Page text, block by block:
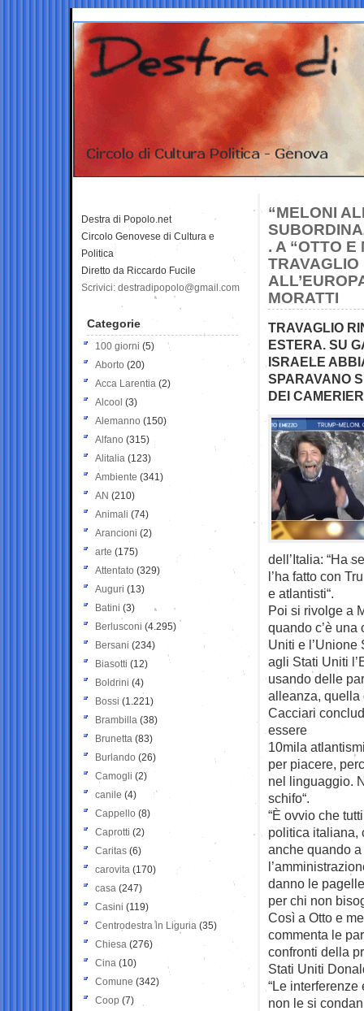
“MELONI
. A “OTTO
TRAVAGLIO
MORATTI
TRAVAGLIO
ESTERA. SU
ISRAELE
SPARAVANO
DEI
dell’Italia: “Ha
l’ha fatto con
e atlantisti“.
Poi si rivolge a
quando c’è
Uniti e l’Unione
agli Stati Uniti
usando delle
alleanza, quella
Cacciari
essere
10mila
per piacere,
nel linguaggio.
schifo“.
“È ovvio che
politica italiana,
anche quando
danno le
per chi non
Così a Otto e
commenta le
confronti della
Stati Uniti
“Le
non le si
Destra di Popolo.net
Circolo Genovese di Cultura e
Politica
Diretto da Riccardo Fucile
Scrivici: destradipopolo@gmail.com
Categorie
100 giorni (5)
Aborto (20)
Acca Larentia (2)
Alcool (3)
Alemanno (150)
Alfano (315)
Alitalia (123)
Ambiente (341)
AN (210)
Animali (74)
Arancioni (2)
arte (175)
Attentato (329)
Auguri (13)
Batini (3)
Berlusconi (4.295)
Bersani (234)
Biasotti (12)
Boldrini (4)
Bossi (1.221)
Brambilla (38)
Brunetta (83)
Burlando (26)
Camogli (2)
canile (4)
Cappello (8)
Caprotti (2)
Caritas (6)
carovita (170)
casa (247)
Casini (119)
Centrodestra in Liguria (35)
Chiesa (276)
Cina (10)
Comune (342)
Coop (7)